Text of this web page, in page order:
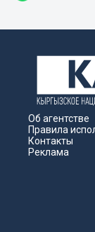
Об агентстве
Правила
Контакты
Реклама